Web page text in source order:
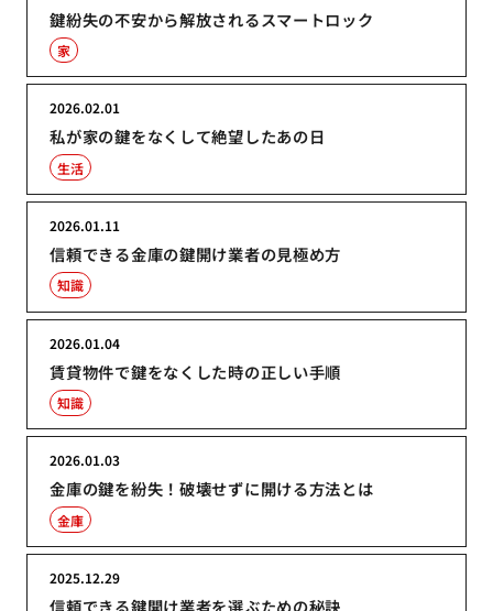
鍵紛失の不安から解放されるスマートロック
家
私が家の鍵をなくして絶望したあの日
2026.02.01
生活
信頼できる金庫の鍵開け業者の見極め方
2026.01.11
知識
賃貸物件で鍵をなくした時の正しい手順
2026.01.04
知識
金庫の鍵を紛失！破壊せずに開ける方法とは
2026.01.03
金庫
信頼できる鍵開け業者を選ぶための秘訣
2025.12.29